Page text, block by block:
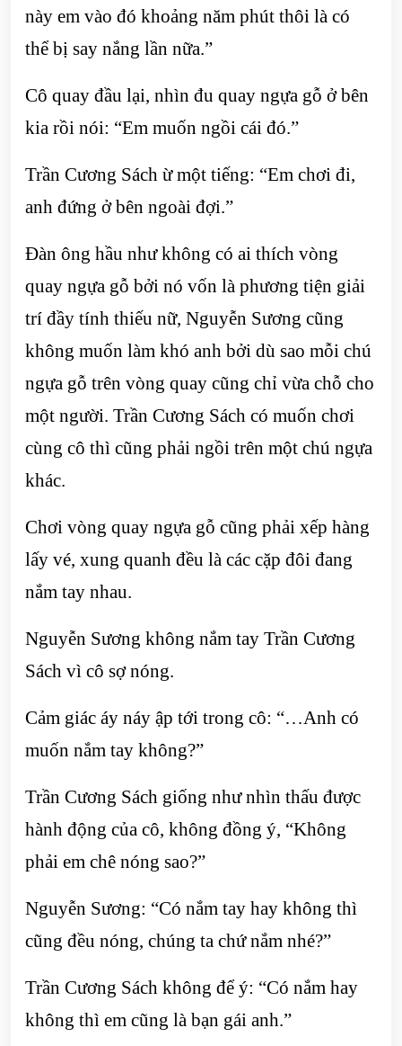
này em vào đó khoảng năm phút thôi là có
thể bị say nắng lần nữa.”
Cô quay đầu lại, nhìn đu quay ngựa gỗ ở bên
kia rồi nói: “Em muốn ngồi cái đó.”
Trần Cương Sách ừ một tiếng: “Em chơi đi,
anh đứng ở bên ngoài đợi.”
Đàn ông hầu như không có ai thích vòng
quay ngựa gỗ bởi nó vốn là phương tiện giải
trí đầy tính thiếu nữ, Nguyễn Sương cũng
không muốn làm khó anh bởi dù sao mỗi chú
ngựa gỗ trên vòng quay cũng chỉ vừa chỗ cho
một người. Trần Cương Sách có muốn chơi
cùng cô thì cũng phải ngồi trên một chú ngựa
khác.
Chơi vòng quay ngựa gỗ cũng phải xếp hàng
lấy vé, xung quanh đều là các cặp đôi đang
nắm tay nhau.
Nguyễn Sương không nắm tay Trần Cương
Sách vì cô sợ nóng.
Cảm giác áy náy ập tới trong cô: “…Anh có
muốn nắm tay không?”
Trần Cương Sách giống như nhìn thấu được
hành động của cô, không đồng ý, “Không
phải em chê nóng sao?”
Nguyễn Sương: “Có nắm tay hay không thì
cũng đều nóng, chúng ta chứ nắm nhé?”
Trần Cương Sách không để ý: “Có nắm hay
không thì em cũng là bạn gái anh.”